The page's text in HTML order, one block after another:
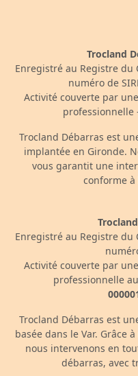
Trocland
Enregistré au Registre du
numéro de
Activité couverte par
professionnelle
Trocland Débarras est
implantée en Gironde.
vous garantit une
conforme
Enregistré au Registre du
Activité couverte par
professionnelle
Trocland Débarras est
basée dans le Var. Grâce
nous intervenons en
débarras, avec